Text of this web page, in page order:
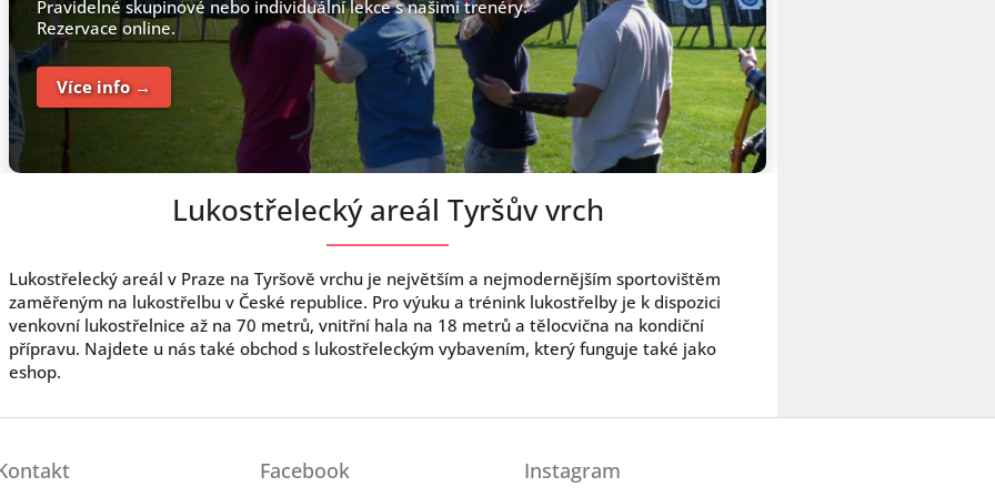
Pravidelné skupinové nebo individuální lekce s našimi trenéry.
Rezervace online.
Více info →
Lukostřelecký areál Tyršův vrch
Lukostřelecký areál v Praze na Tyršově vrchu je největším a nejmodernějším sportovištěm
zaměřeným na lukostřelbu v České republice. Pro výuku a trénink lukostřelby je k dispozici
venkovní lukostřelnice až na 70 metrů, vnitřní hala na 18 metrů a tělocvična na kondiční
přípravu. Najdete u nás také obchod s lukostřeleckým vybavením, který funguje také jako
eshop.
Facebook Instagram